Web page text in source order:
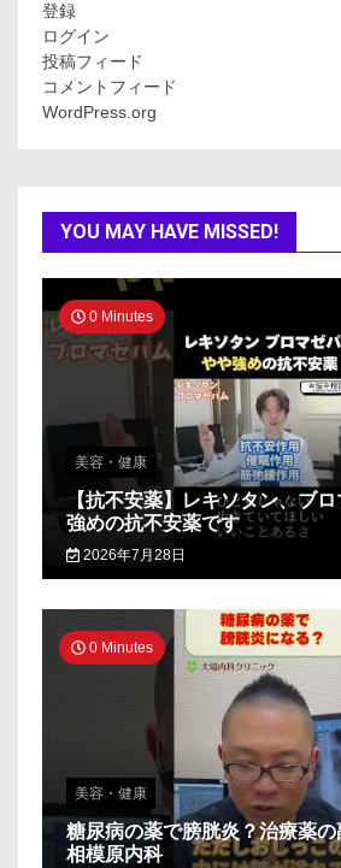
登録
ログイン
投稿フィード
コメントフィード
WordPress.org
YOU MAY HAVE MISSED!
0 Minutes
美容・健康
【抗不安薬】レキソタン、ブ
強めの抗不安薬です
2026年7月28日
0 Minutes
美容・健康
糖尿病の薬で膀胱炎？治療薬の
相模原内科